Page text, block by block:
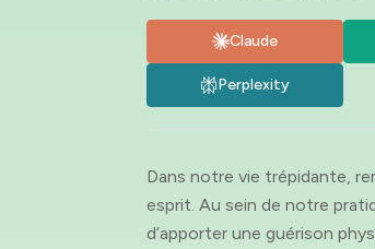
Claude
Perplexity
Dans notre vie trépidante,
esprit. Au sein de notre
d’apporter une guérison